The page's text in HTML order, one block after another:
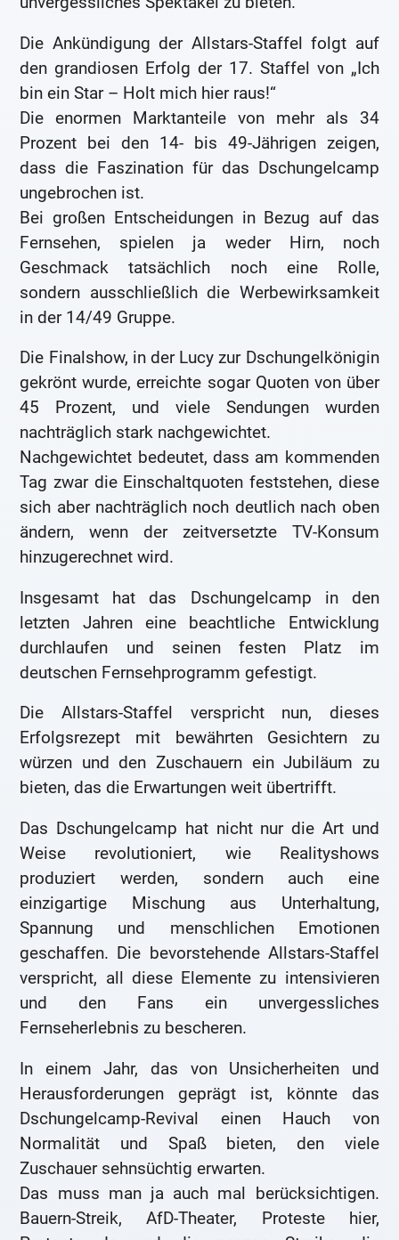
Die Ankündigung der Allstars-Staffel folgt auf
den grandiosen Erfolg der 17. Staffel von „Ich
bin ein Star – Holt mich hier raus!“
Die enormen Marktanteile von mehr als 34
Prozent bei den 14- bis 49-Jährigen zeigen,
dass die Faszination für das Dschungelcamp
ungebrochen ist.
Bei großen Entscheidungen in Bezug auf das
Fernsehen, spielen ja weder Hirn, noch
Geschmack tatsächlich noch eine Rolle,
sondern ausschließlich die Werbewirksamkeit
in der 14/49 Gruppe.
Die Finalshow, in der Lucy zur Dschungelkönigin
gekrönt wurde, erreichte sogar Quoten von über
45 Prozent, und viele Sendungen wurden
nachträglich stark nachgewichtet.
Nachgewichtet bedeutet, dass am kommenden
Tag zwar die Einschaltquoten feststehen, diese
sich aber nachträglich noch deutlich nach oben
ändern, wenn der zeitversetzte TV-Konsum
hinzugerechnet wird.
Insgesamt hat das Dschungelcamp in den
letzten Jahren eine beachtliche Entwicklung
durchlaufen und seinen festen Platz im
deutschen Fernsehprogramm gefestigt.
Die Allstars-Staffel verspricht nun, dieses
Erfolgsrezept mit bewährten Gesichtern zu
würzen und den Zuschauern ein Jubiläum zu
bieten, das die Erwartungen weit übertrifft.
Das Dschungelcamp hat nicht nur die Art und
Weise revolutioniert, wie Realityshows
produziert werden, sondern auch eine
einzigartige Mischung aus Unterhaltung,
Spannung und menschlichen Emotionen
geschaffen. Die bevorstehende Allstars-Staffel
verspricht, all diese Elemente zu intensivieren
und den Fans ein unvergessliches
Fernseherlebnis zu bescheren.
In einem Jahr, das von Unsicherheiten und
Herausforderungen geprägt ist, könnte das
Dschungelcamp-Revival einen Hauch von
Normalität und Spaß bieten, den viele
Zuschauer sehnsüchtig erwarten.
Das muss man ja auch mal berücksichtigen.
Bauern-Streik, AfD-Theater, Proteste hier,